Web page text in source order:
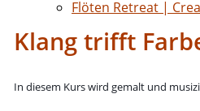
Flöten Retreat |
Klang trifft
In diesem Kurs wird gemalt und